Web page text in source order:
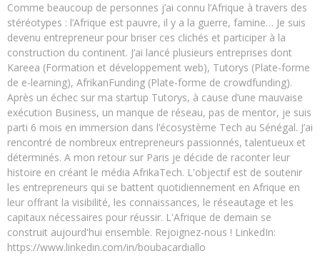
Comme beaucoup de personnes j’ai connu l’Afrique à travers des
stéréotypes : l’Afrique est pauvre, il y a la guerre, famine… Je suis
devenu entrepreneur pour briser ces clichés et participer à la
construction du continent. J’ai lancé plusieurs entreprises dont
Kareea (Formation et développement web), Tutorys (Plate-forme
de e-learning), AfrikanFunding (Plate-forme de crowdfunding).
Après un échec sur ma startup Tutorys, à cause d’une mauvaise
exécution Business, un manque de réseau, pas de mentor, je suis
parti 6 mois en immersion dans l’écosystème Tech au Sénégal. J’ai
rencontré de nombreux entrepreneurs passionnés, talentueux et
déterminés. A mon retour sur Paris je décide de raconter leur
histoire en créant le média AfrikaTech. L'objectif est de soutenir
les entrepreneurs qui se battent quotidiennement en Afrique en
leur offrant la visibilité, les connaissances, le réseautage et les
capitaux nécessaires pour réussir. L'Afrique de demain se
construit aujourd'hui ensemble. Rejoignez-nous ! LinkedIn:
https://www.linkedin.com/in/boubacardiallo